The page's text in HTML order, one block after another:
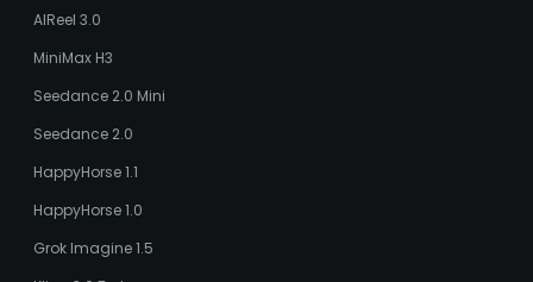
AIReel 3.0
MiniMax H3
Seedance 2.0 Mini
Seedance 2.0
HappyHorse 1.1
HappyHorse 1.0
Grok Imagine 1.5